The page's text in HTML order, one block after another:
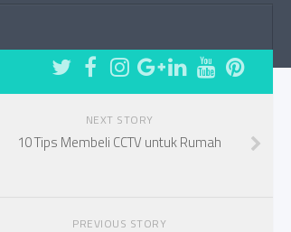
NEXT STORY
10 Tips Membeli CCTV untuk Rumah
PREVIOUS STORY